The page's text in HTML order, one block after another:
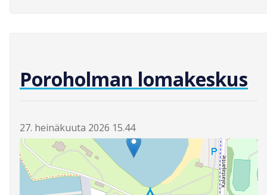
Poroholman lomakeskus
27. heinäkuuta 2026 15.44